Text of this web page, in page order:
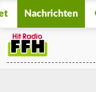
Nachrichten